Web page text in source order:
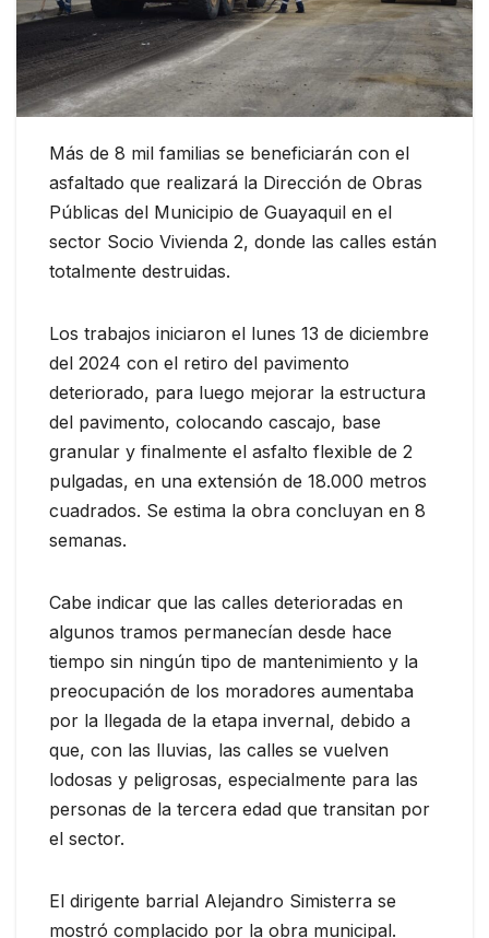
Más de 8 mil familias se beneficiarán con el
asfaltado que realizará la Dirección de Obras
Públicas del Municipio de Guayaquil en el
sector Socio Vivienda 2, donde las calles están
totalmente destruidas.
Los trabajos iniciaron el lunes 13 de diciembre
del 2024 con el retiro del pavimento
deteriorado, para luego mejorar la estructura
del pavimento, colocando cascajo, base
granular y finalmente el asfalto flexible de 2
pulgadas, en una extensión de 18.000 metros
cuadrados. Se estima la obra concluyan en 8
semanas.
Cabe indicar que las calles deterioradas en
algunos tramos permanecían desde hace
tiempo sin ningún tipo de mantenimiento y la
preocupación de los moradores aumentaba
por la llegada de la etapa invernal, debido a
que, con las lluvias, las calles se vuelven
lodosas y peligrosas, especialmente para las
personas de la tercera edad que transitan por
el sector.
El dirigente barrial Alejandro Simisterra se
mostró complacido por la obra municipal.